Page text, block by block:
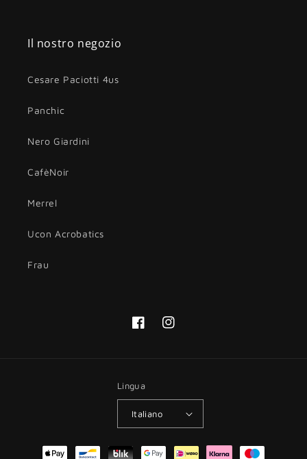
Il nostro negozio
Cesare Paciotti 4us
Panchic
Nero Giardini
CafèNoir
Merrel
Ucon Acrobatics
Frau
FacebookInstagram
Lingua
Italiano
Metodi